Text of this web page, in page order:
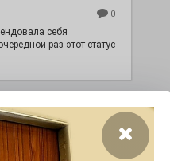
0
себя
раз этот статус